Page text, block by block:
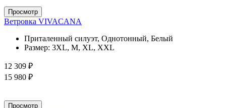
Просмотр
Ветровка VIVACANA
Приталенный силуэт, Однотонный, Белый
Размер: 3XL, M, XL, XXL
12 309 ₽
15 980 ₽
Просмотр